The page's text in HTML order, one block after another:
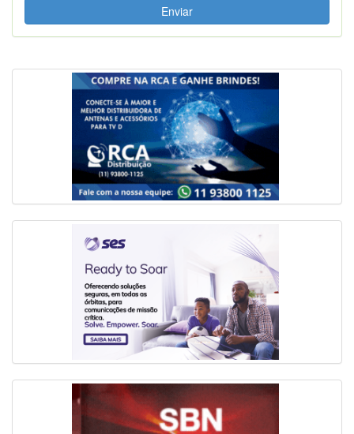
Enviar